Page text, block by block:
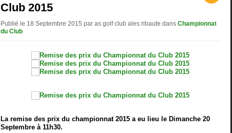
Club 2015
Publié le 18 Septembre 2015 par as golf club ales ribaute dans Championnat
du Club
La remise des prix du championnat 2015 a eu lieu le Dimanche 20
Septembre à 11h30.